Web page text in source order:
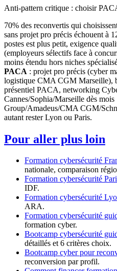
Anti-pattern critique : choisir
70% des reconvertis qui
sans projet pro précis échouent à
postes est plus petit, exigence
(employeurs sélectifs face à
moins étendu hors niches
PACA : projet pro précis (cyber
logistique CMA CGM Marseille),
présentiel PACA, networking
Cannes/Sophia/Marseille dès
Group/Amadeus/CMA CGM/
autant rester Lyon ou Paris.
Pour aller plus loin
Formation cybersécurité
nationale, comparaison
Formation cybersécurité
IDF.
Formation cybersécurité
ARA.
Formation cybersécurité
formation cyber.
Bootcamp cybersécurité
détaillés et 6 critères choix.
Bootcamp cyber pour
reconversion par profil.